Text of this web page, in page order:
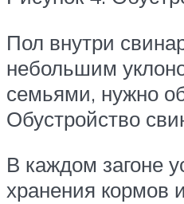
Пол внутри
небольшим
семьями, нужно
Обустройство
В каждом загоне
хранения кормов